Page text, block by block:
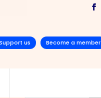
us Become a member